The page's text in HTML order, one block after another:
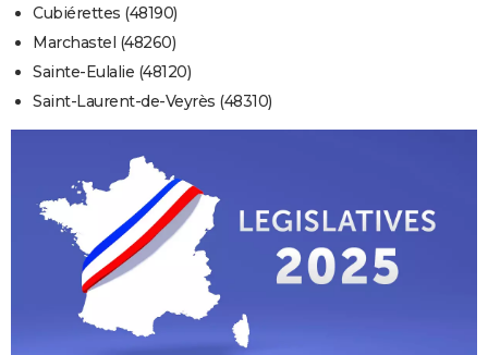
Cubiérettes (48190)
Marchastel (48260)
Sainte-Eulalie (48120)
Saint-Laurent-de-Veyrès (48310)